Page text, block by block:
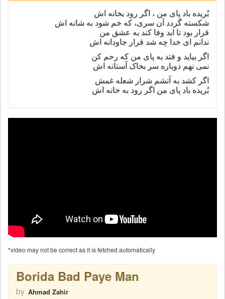
بُريده باد پای من ، اگر رود بخانه اش
شکسته گردد آن سری، که خم شود به شانه اش
قرار بود تا ابد وفا کند به عشق من
ندانم ای خدا چه شد قرار جاودانه اش
اگر بيايد و فتد به پای من که رحم کن
نمی نهم دوباره سر بخاک آستانه اش
اگر کشد به آتشم شرار شعله غمش
بُريده باد پای من اگر رود به خانه اش
*video may not be correct as it is fetched automatically
Borida Bad Paye Man
by Ahmad Zahir